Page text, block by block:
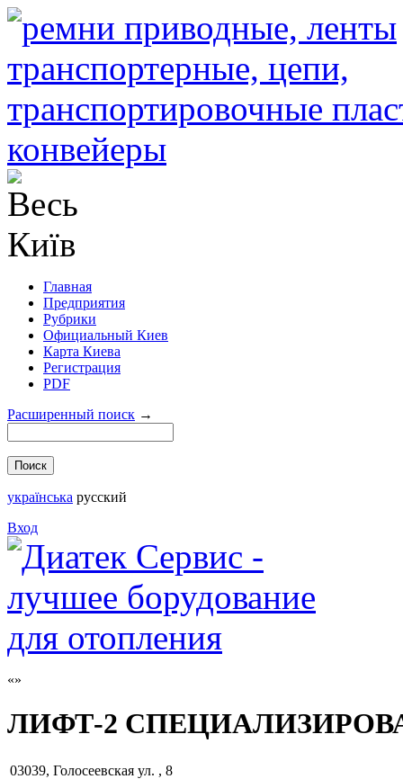
Главная
Предприятия
Рубрики
Официальный Киев
Карта Киева
Регистрация
PDF
Расширенный поиск →
українська русский
Вход
ЛИФТ-2
03039, Голосеевская ул. , 8